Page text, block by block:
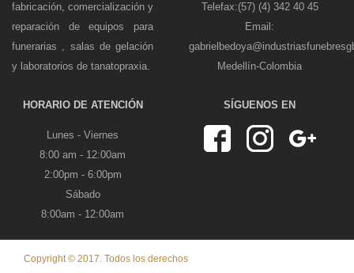
fabricación, comercialización y
reparación de equipos para
funerarias , salas de gelación
y laboratorios de tanatopraxia.
Telefax:(57) (4) 342 40 45
Email:
Medellín-Colombia
HORARIO DE ATENCIÓN
Lunes - Viernes
8:00 am - 12:00am
2:00pm - 6:00pm
Sábado
8:00am - 12:00am
SÍGUENOS EN
Copyright © 2017. Todos los derechos